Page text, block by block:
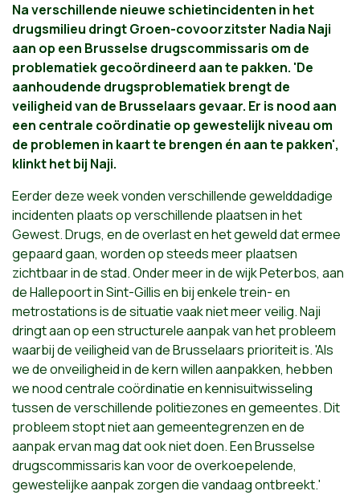
Na verschillende nieuwe schietincidenten in het
drugsmilieu dringt Groen-covoorzitster Nadia Naji
aan op een Brusselse drugscommissaris om de
problematiek gecoördineerd aan te pakken. 'De
aanhoudende drugsproblematiek brengt de
veiligheid van de Brusselaars gevaar. Er is nood aan
een centrale coördinatie op gewestelijk niveau om
de problemen in kaart te brengen én aan te pakken',
klinkt het bij Naji.
Eerder deze week vonden verschillende gewelddadige
incidenten plaats op verschillende plaatsen in het
Gewest. Drugs, en de overlast en het geweld dat ermee
gepaard gaan, worden op steeds meer plaatsen
zichtbaar in de stad. Onder meer in de wijk Peterbos, aan
de Hallepoort in Sint-Gillis en bij enkele trein- en
metrostations is de situatie vaak niet meer veilig. Naji
dringt aan op een structurele aanpak van het probleem
waarbij de veiligheid van de Brusselaars prioriteit is. 'Als
we de onveiligheid in de kern willen aanpakken, hebben
we nood centrale coördinatie en kennisuitwisseling
tussen de verschillende politiezones en gemeentes. Dit
probleem stopt niet aan gemeentegrenzen en de
aanpak ervan mag dat ook niet doen. Een Brusselse
drugscommissaris kan voor de overkoepelende,
gewestelijke aanpak zorgen die vandaag ontbreekt.'